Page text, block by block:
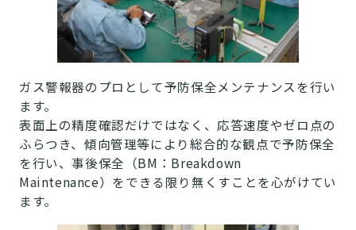
ガス警報器のプロとして予防保全メンテナンスを行い
ます。
表面上の精度確認だけではなく、応答速度やゼロ点の
ふらつき、傾向管理等により総合的な観点で予防保全
を行い、事後保全（BM：Breakdown
Maintenance）をできる限り無くすことを心がけてい
ます。